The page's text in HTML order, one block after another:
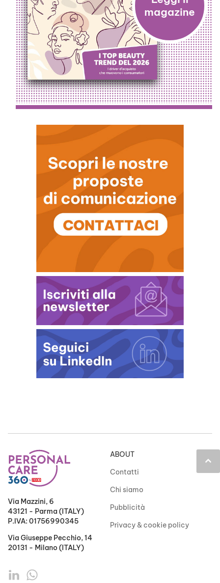
keyboard_arrow_up
Via Mazzini, 6
43121 - Parma (ITALY)
P.IVA: 01756990345
Via Giuseppe Pecchio, 14
20131 - Milano (ITALY)
ABOUT
Contatti
Chi siamo
Pubblicità
Privacy & cookie policy